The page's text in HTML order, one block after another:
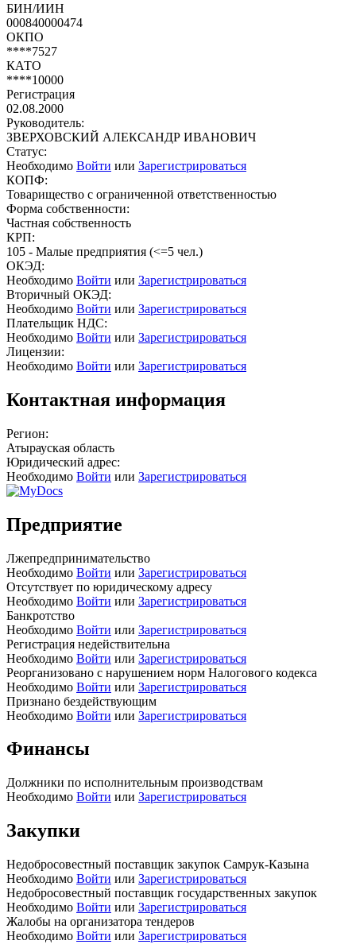
БИН/ИИН
000840000474
ОКПО
****7527
КАТО
****10000
Регистрация
02.08.2000
Руководитель:
ЗВЕРХОВСКИЙ АЛЕКСАНДР ИВАНОВИЧ
Статус:
Необходимо Войти или Зарегистрироваться
КОПФ:
Товарищество с ограниченной ответственностью
Форма собственности:
Частная собственность
КРП:
105 - Малые предприятия (<=5 чел.)
ОКЭД:
Необходимо Войти или Зарегистрироваться
Вторичный ОКЭД:
Необходимо Войти или Зарегистрироваться
Плательщик НДС:
Необходимо Войти или Зарегистрироваться
Лицензии:
Необходимо Войти или Зарегистрироваться
Контактная информация
Регион:
Атырауская область
Юридический адрес:
Необходимо Войти или Зарегистрироваться
Предприятие
Лжепредпринимательство
Необходимо Войти или Зарегистрироваться
Отсутствует по юридическому адресу
Необходимо Войти или Зарегистрироваться
Банкротство
Необходимо Войти или Зарегистрироваться
Регистрация недействительна
Необходимо Войти или Зарегистрироваться
Реорганизовано с нарушением норм Налогового кодекса
Необходимо Войти или Зарегистрироваться
Признано бездействующим
Необходимо Войти или Зарегистрироваться
Финансы
Должники по исполнительным производствам
Необходимо Войти или Зарегистрироваться
Закупки
Недобросовестный поставщик закупок Самрук-Казына
Необходимо Войти или Зарегистрироваться
Недобросовестный поставщик государственных закупок
Необходимо Войти или Зарегистрироваться
Жалобы на организатора тендеров
Необходимо Войти или Зарегистрироваться